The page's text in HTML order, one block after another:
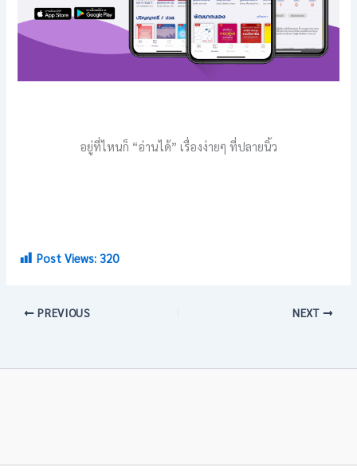
อยู่ที่ไหนก็ “อ่านได้” เรื่องง่ายๆ ที่ปลายนิ้ว
Post Views: 320
PREVIOUS NEXT